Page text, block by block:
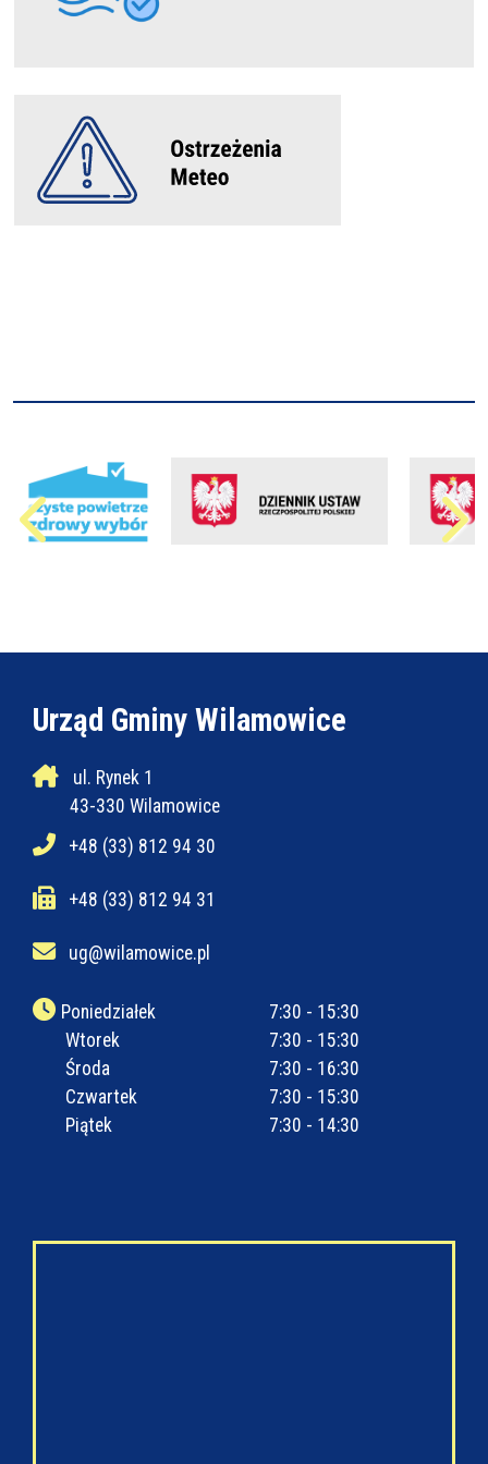
Urząd Gminy Wilamowice
ul. Rynek 1
43-330 Wilamowice
+48 (33) 812 94 30
+48 (33) 812 94 31
ug@wilamowice.pl
Poniedziałek
7:30 - 15:30
Wtorek
7:30 - 15:30
Środa
7:30 - 16:30
Czwartek
7:30 - 15:30
Piątek
7:30 - 14:30